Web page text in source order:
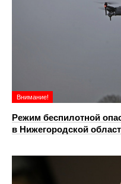
Внимание!
Режим беспилотной
в Нижегородской